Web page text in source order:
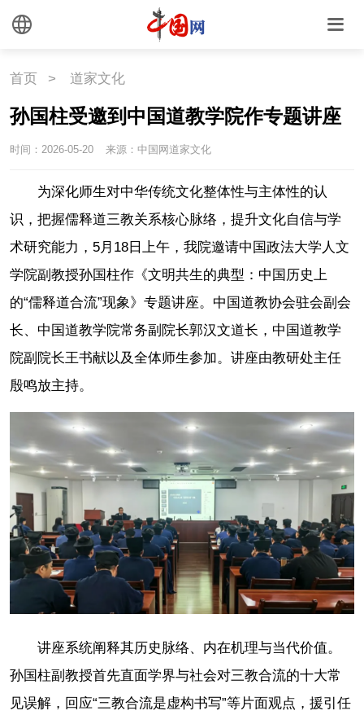
首页 > 道家文化
孙国柱受邀到中国道教学院作专题讲座
时间：2026-05-20 来源：中国网道家文化
为深化师生对中华传统文化整体性与主体性的认
识，把握儒释道三教关系核心脉络，提升文化自信与学
术研究能力，5月18日上午，我院邀请中国政法大学人文
学院副教授孙国柱作《文明共生的典型：中国历史上
的“儒释道合流”现象》专题讲座。中国道教协会驻会副会
长、中国道教学院常务副院长郭汉文道长，中国道教学
院副院长王书献以及全体师生参加。讲座由教研处主任
殷鸣放主持。
讲座系统阐释其历史脉络、内在机理与当代价值。
孙国柱副教授首先直面学界与社会对三教合流的十大常
见误解，回应“三教合流是虚构书写”等片面观点，援引任